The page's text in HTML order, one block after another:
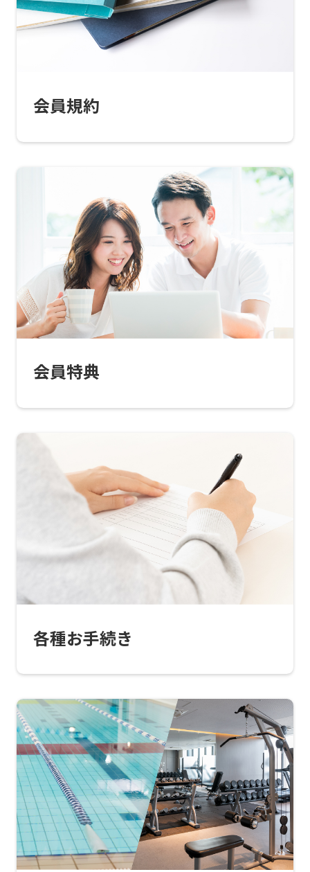
会員規約
会員特典
各種お手続き
For
foreigners
Central
Sports
the
link
below
(start
automatic
translation)
top
page.
However,
if
you
use
an
automatic